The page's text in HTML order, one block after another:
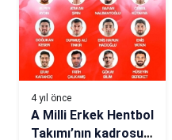
için gün sayıyor
4 yıl önce
A Milli Erkek Hentbol
Takımı’nın kadrosu